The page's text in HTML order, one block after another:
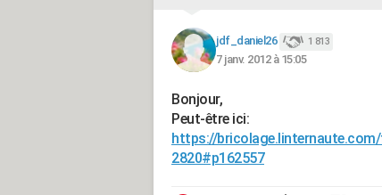
jdf_daniel26 1 813
7 janv. 2012 à 15:05
Bonjour,
Peut-être ici:
https://
2820#p162557